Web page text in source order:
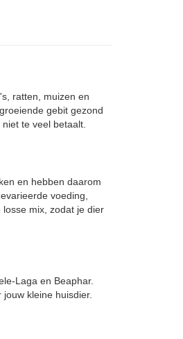
ratten, muizen en
gebit gezond
te veel betaalt.
en hebben daarom
voeding,
mix, zodat je dier
Laga en Beaphar.
kleine huisdier.